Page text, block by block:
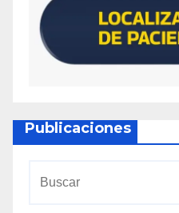
Publicaciones